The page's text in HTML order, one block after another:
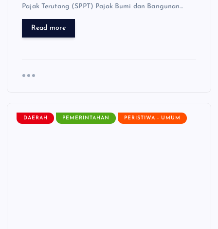
Pajak Terutang (SPPT) Pajak Bumi dan Bangunan…
Read more
DAERAH PEMERINTAHAN PERISTIWA - UMUM